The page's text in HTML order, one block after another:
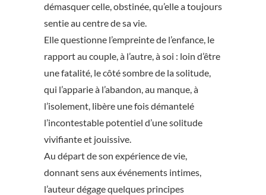
démasquer celle, obstinée, qu’elle a toujours
sentie au centre de sa vie.
Elle questionne l’empreinte de l’enfance, le
rapport au couple, à l’autre, à soi : loin d’être
une fatalité, le côté sombre de la solitude,
qui l’apparie à l’abandon, au manque, à
l’isolement, libère une fois démantelé
l’incontestable potentiel d’une solitude
vivifiante et jouissive.
Au départ de son expérience de vie,
donnant sens aux événements intimes,
l’auteur dégage quelques principes